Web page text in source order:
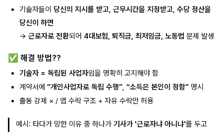
기술자들이 당신의 지시를 받고, 근무시간을 지정받고, 수당 정산을
당신이 하면
→ 근로자로 전환되어 4대보험, 퇴직금, 최저임금, 노동법 문제 발생
✅ 해결 방법??
기술자 = 독립된 사업자임을 명확히 고지해야 함
계약서에 “개인사업자로 독립 수행”, “소득은 본인이 정함”명시
출동 강제 × / 앱 수락 구조 + 자유 수락만 허용
예시: 타다가 망한 이유 중 하나가 기사가 '근로자냐 아니냐'를 두고